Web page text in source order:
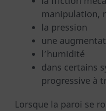
manipulation,
la pression
une
l’humidité
dans certains
progressive à
Lorsque la paroi se